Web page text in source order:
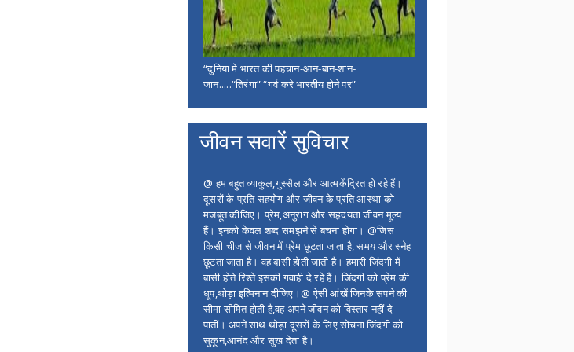
“दुनिया मे भारत की पहचान-आन-बान-शान-
जान.....“तिरंगा” “गर्व करे भारतीय होने पर”
जीवन सवारें सुविचार
@ हम बहुत व्याकुल,गुस्सैल और आत्मकेंद्रित हो रहे हैं।
दूसरों के प्रति सहयोग और जीवन के प्रति आस्था को
मजबूत कीजिए। प्रेम,अनुराग और सहृदयता जीवन मूल्य
हैं। इनको केवल शब्द समझने से बचना होगा। @जिस
किसी चीज से जीवन में प्रेम छूटता जाता है, समय और स्नेह
छूटता जाता है। वह बासी होती जाती है। हमारी जिंदगी में
बासी होते रिश्ते इसकी गवाही दे रहे हैं। जिंदगी को प्रेम की
धूप,थोड़ा इत्मिनान दीजिए।@ ऐसी आंखें जिनके सपने की
सीमा सीमित होती है,वह अपने जीवन को विस्तार नहीं दे
पातीं। अपने साथ थोड़ा दूसरों के लिए सोचना जिंदगी को
सुकून,आनंद और सुख देता है।